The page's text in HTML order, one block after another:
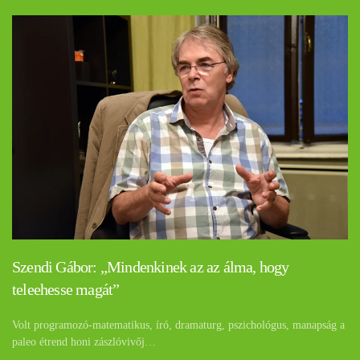
Szendi Gábor: „Mindenkinek az az álma, hogy
teleehesse magát”
Volt programozó-matematikus, író, dramaturg, pszichológus, manapság a
paleo étrend honi zászlóvivőj…